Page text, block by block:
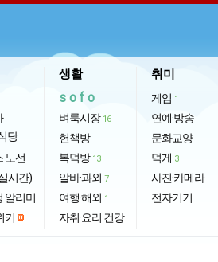
당
노선
시간)
알리미
키
생활
sofo
벼룩시장 16
헌책방
복덕방 13
알바·과외 7
여행·해외 1
자취·요리·건강
취미
게임 1
연예·방송
문화교양
덕게 3
사진·카메라
전자기기